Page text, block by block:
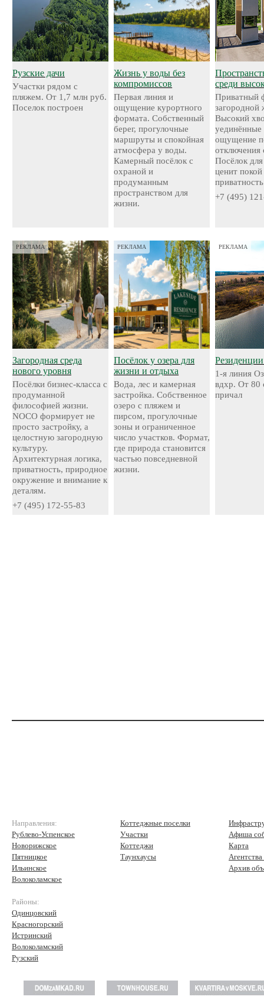
Рузские дачи
Участки рядом с
пляжем. От 1,7 млн руб.
Поселок построен
Жизнь у воды без
компромиссов
Первая линия и
ощущение курортного
формата. Собственный
берег, прогулочные
маршруты и спокойная
атмосфера у воды.
Камерный посёлок с
охраной и
продуманным
пространством для
жизни.
среди
Приватный
загородной
Высокий
уединённые
ощущение
отключения
Посёлок
ценит
приватность
+7 (495)
РЕКЛАМА
Загородная среда
нового уровня
Посёлки бизнес-класса с
продуманной
философией жизни.
NOCO формирует не
просто застройку, а
целостную загородную
культуру.
Архитектурная логика,
приватность, природное
окружение и внимание к
деталям.
+7 (495) 172-55-83
РЕКЛАМА
Посёлок у озера для
жизни и отдыха
Вода, лес и камерная
застройка. Собственное
озеро с пляжем и
пирсом, прогулочные
зоны и ограниченное
число участков. Формат,
где природа становится
частью повседневной
жизни.
РЕКЛАМА
1-я линия
вдхр. От 80
причал
Направления:
Рублево-Успенское
Новорижское
Пятницкое
Ильинское
Волоколамское
Районы:
Одинцовский
Красногорский
Истринский
Волоколамский
Рузский
Коттеджные поселки
Участки
Коттеджи
Таунхаусы
Афиша
Карта
Архив